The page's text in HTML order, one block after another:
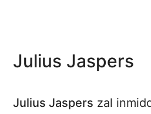
Julius Jaspers
Julius Jaspers zal